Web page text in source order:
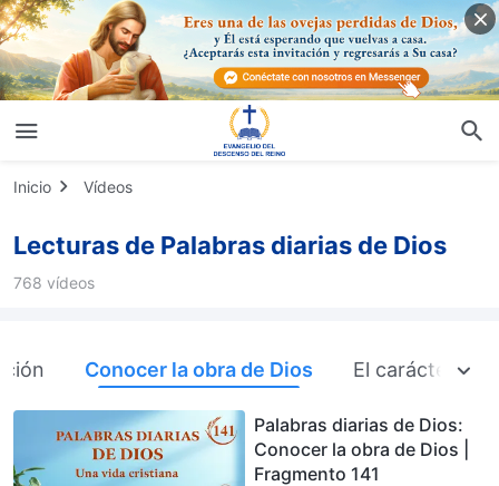
Inicio Vídeos
Lecturas de Palabras diarias de Dios
768 vídeos
Conocer la obra de Dios El carácter de
Palabras diarias de Dios:
Conocer la obra de Dios |
Fragmento 141